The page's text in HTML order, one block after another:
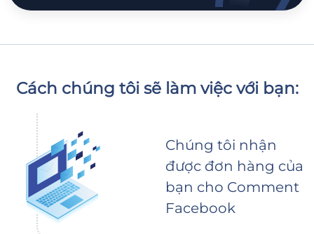
Cách chúng tôi sẽ làm việc với bạn:
Chúng tôi nhận
được đơn hàng của
bạn cho Comment
Facebook